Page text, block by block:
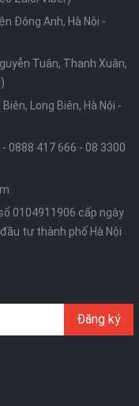
Đông Anh, Hà Nội -
Tuân, Thanh Xuân,
Long Biên, Hà Nội -
- 0888 417 666 - 08 3300
0104911906 cấp ngày
tư thành phố Hà Nội
Đăng ký